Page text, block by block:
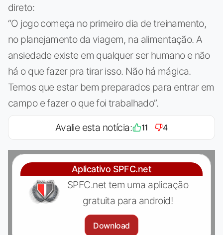
direto:
“O jogo começa no primeiro dia de treinamento,
no planejamento da viagem, na alimentação. A
ansiedade existe em qualquer ser humano e não
há o que fazer pra tirar isso. Não há mágica.
Temos que estar bem preparados para entrar em
campo e fazer o que foi trabalhado”.
Avalie esta notícia: 11 4
Aplicativo SPFC.net
SPFC.net tem uma aplicação
gratuita para android!
Download